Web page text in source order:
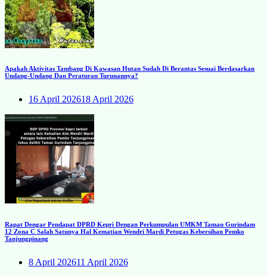
Apakah Aktivitas Tambang Di Kawasan Hutan Sudah Di Berantas Sesuai Berdasarkan
Undang-Undang Dan Peraturan Turunannya?
16 April 202618 April 2026
Rapat Dengar Pendapat DPRD Kepri Dengan Perkumpulan UMKM Taman Gurindam
12 Zona C Salah Satunya Hal Kematian Wendri Mardi Petugas Kebersihan Pemko
Tanjungpinang
8 April 202611 April 2026